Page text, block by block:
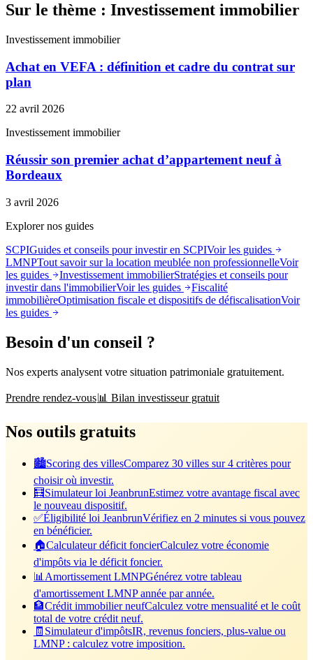
Sur le thème : Investissement immobilier
Investissement immobilier
Achat en VEFA : définition et cadre du contrat sur
plan
22 avril 2026
Investissement immobilier
Réussir son premier achat d’appartement neuf à
Bordeaux
3 avril 2026
Explorer nos guides
SCPIGuides et conseils pour investir en SCPIVoir les guides
LMNPTout savoir sur la location meublée non professionnelleVoir
les guides
Investissement immobilierStratégies et conseils pour
investir dans l'immobilierVoir les guides
Fiscalité
immobilièreOptimisation fiscale et dispositifs de défiscalisationVoir
les guides
Besoin d'un conseil ?
Nos experts analysent votre situation patrimoniale gratuitement.
Prendre rendez-vous📊 Bilan investisseur gratuit
Nos outils gratuits
🏙️Scoring des villesComparez 30 villes sur 4 critères pour
choisir où investir.
🧮Simulateur loi JeanbrunEstimez votre avantage fiscal avec
le nouveau dispositif.
✅Éligibilité loi JeanbrunVérifiez en 2 minutes si vous pouvez
en bénéficier.
🏠Calculateur déficit foncierCalculez votre économie
d'impôts via le déficit foncier.
📊 Amortissement LMNPGénérez votre tableau
d'amortissement LMNP année par année.
🏦Crédit immobilier neufCalculez votre mensualité et le coût
total de votre crédit neuf.
🧾 Simulateur d'impôtsIR, revenus fonciers, plus-value ou
LMNP : calculez votre imposition.